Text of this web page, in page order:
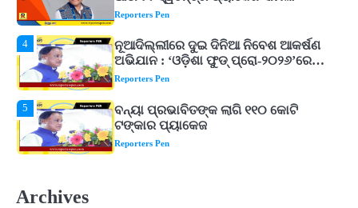
ଖାଦ୍ୟ ପ୍ରକ୍ରିୟାକରଣ କ୍ଷେତ୍ରକୁ ମିଳିବ
ଗୁରୁତ୍ୱ
Reporters Pen
5
ବନ୍ୟା ପ୍ରଭାବିତଙ୍କ ଲାଗି ୧୧୦ କୋଟି
ଟଙ୍କାର ପ୍ୟାକେଜ
Reporters Pen
1
ଆସାମରେ ଭୟଙ୍କର ବନ୍ୟା ମୃତ୍ୟୁ ସଂଖ୍ୟା
୮୯କୁ ବୃଦ୍ଧି
Reporters Pen
Archives